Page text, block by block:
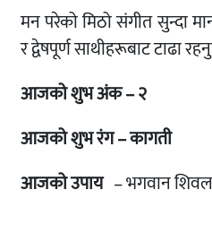
मन परेको मिठो संगीत सुन्दा
र द्वेषपूर्ण साथीहरूबाट टाढा
आजको शुभ अंक – २
आजको शुभ रंग – कागती
आजको उपाय – भगवान